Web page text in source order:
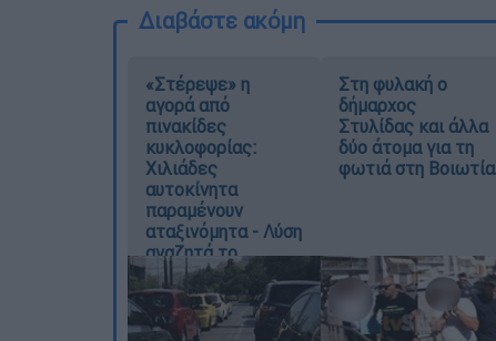
Διαβάστε ακόμη
«Στέρεψε» η
αγορά από
πινακίδες
κυκλοφορίας:
Χιλιάδες
αυτοκίνητα
παραμένουν
αταξινόμητα - Λύση
αναζητά το
υπουργείο
Στη φυλακή ο
δήμαρχος
Στυλίδας και άλλα
δύο άτομα για τη
φωτιά στη Βοιωτία